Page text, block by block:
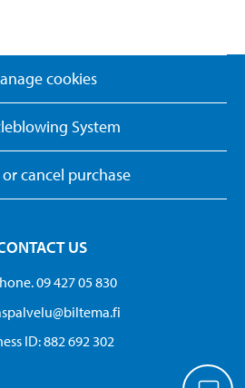
cookies
System
cancel purchase
US
09 427 05 830
ID:​ 882 692 302